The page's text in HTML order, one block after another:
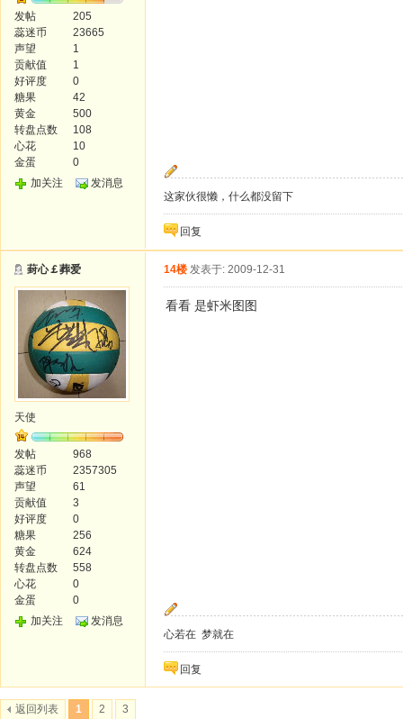
发帖
205
蕊迷币
23665
声望
1
贡献值
1
好评度
0
糖果
42
黄金
500
转盘点数
108
心花
10
金蛋
0
加关注
发消息
这家伙很懒，什么都没留下
回复
葑心￡葬爱
天使
发帖
968
蕊迷币
2357305
声望
61
贡献值
3
好评度
0
糖果
256
黄金
624
转盘点数
558
心花
0
金蛋
0
加关注
发消息
14楼 发表于: 2009-12-31
看看 是虾米图图
心若在 梦就在
回复
返回列表 1 2 3